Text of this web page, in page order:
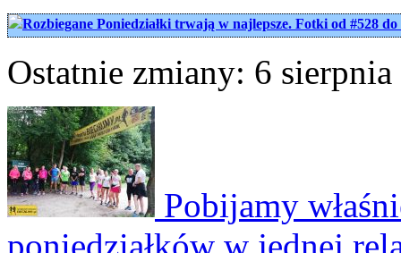
Rozbiegane Poniedziałki trwają w najlepsze. Fotki od #528 do
Ostatnie zmiany: 6
Pobijamy